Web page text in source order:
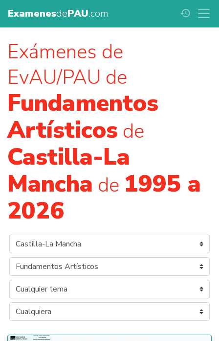
ExamenesdePAU.com history
Exámenes de
EvAU/PAU de
Fundamentos
Artísticos de
Castilla-La
Mancha de 1995 a
2026